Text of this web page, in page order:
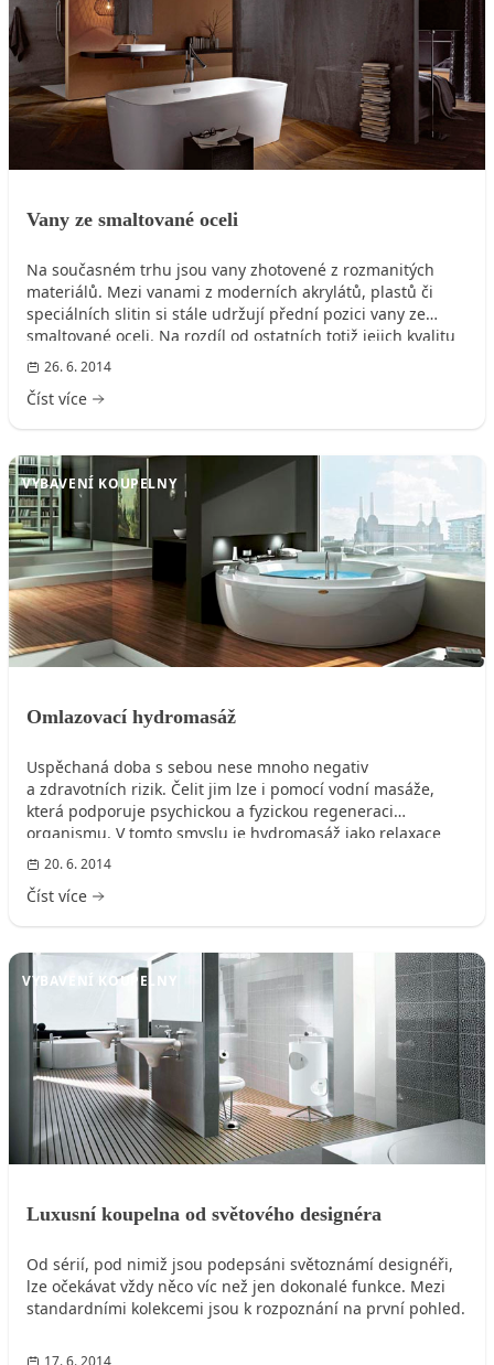
Vany ze smaltované oceli
Na současném trhu jsou vany zhotovené z rozmanitých
materiálů. Mezi vanami z moderních akrylátů, plastů či
speciálních slitin si stále udržují přední pozici vany ze
smaltované oceli. Na rozdíl od ostatních totiž jejich kvalitu
prověřil čas.
26. 6. 2014
Číst více
VYBAVENÍ KOUPELNY
Omlazovací hydromasáž
Uspěchaná doba s sebou nese mnoho negativ
a zdravotních rizik. Čelit jim lze i pomocí vodní masáže,
která podporuje psychickou a fyzickou regeneraci
organismu. V tomto smyslu je hydromasáž jako relaxace
těla i duše už tři tisíce let nejen známou, ale i úspěšnou
metodou.
20. 6. 2014
Číst více
VYBAVENÍ KOUPELNY
Luxusní koupelna od světového designéra
Od sérií, pod nimiž jsou podepsáni světoznámí designéři,
lze očekávat vždy něco víc než jen dokonalé funkce. Mezi
standardními kolekcemi jsou k rozpoznání na první pohled.
17. 6. 2014